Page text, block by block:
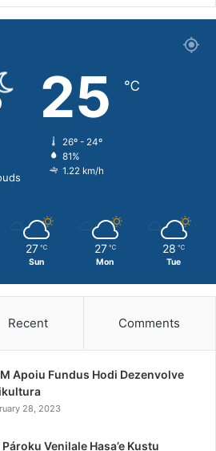
25 ℃
26º - 24º
81%
1.22 km/h
27 ℃
Sun
27 ℃
Mon
28 ℃
Tue
Recent Comments
Apoiu Fundus Hodi Dezenvolve
28, 2023
Venilale Hasa’e Kustu